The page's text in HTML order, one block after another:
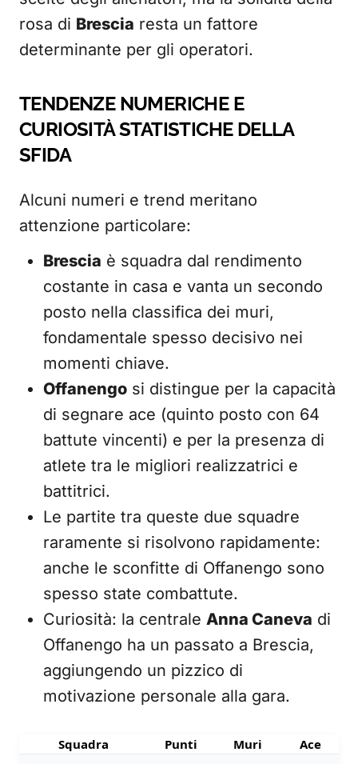
rosa di Brescia resta un fattore
determinante per gli operatori.
TENDENZE NUMERICHE E
CURIOSITÀ STATISTICHE DELLA
SFIDA
Alcuni numeri e trend meritano
attenzione particolare:
Brescia è squadra dal rendimento
costante in casa e vanta un secondo
posto nella classifica dei muri,
fondamentale spesso decisivo nei
momenti chiave.
Offanengo si distingue per la capacità
di segnare ace (quinto posto con 64
battute vincenti) e per la presenza di
atlete tra le migliori realizzatrici e
battitrici.
Le partite tra queste due squadre
raramente si risolvono rapidamente:
anche le sconfitte di Offanengo sono
spesso state combattute.
Curiosità: la centrale Anna Caneva di
Offanengo ha un passato a Brescia,
aggiungendo un pizzico di
motivazione personale alla gara.
Squadra Punti Muri
Ace